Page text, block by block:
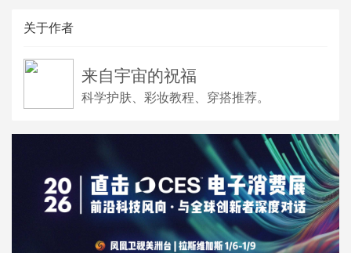
关于作者
来自宇宙的祝福
科学护肤、彩妆教程、穿搭推荐。